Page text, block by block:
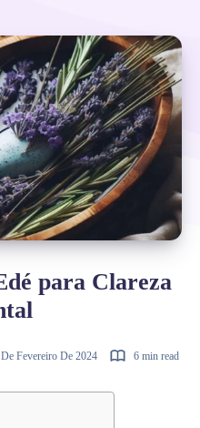
para Clareza
Fevereiro De 2024 6 min read